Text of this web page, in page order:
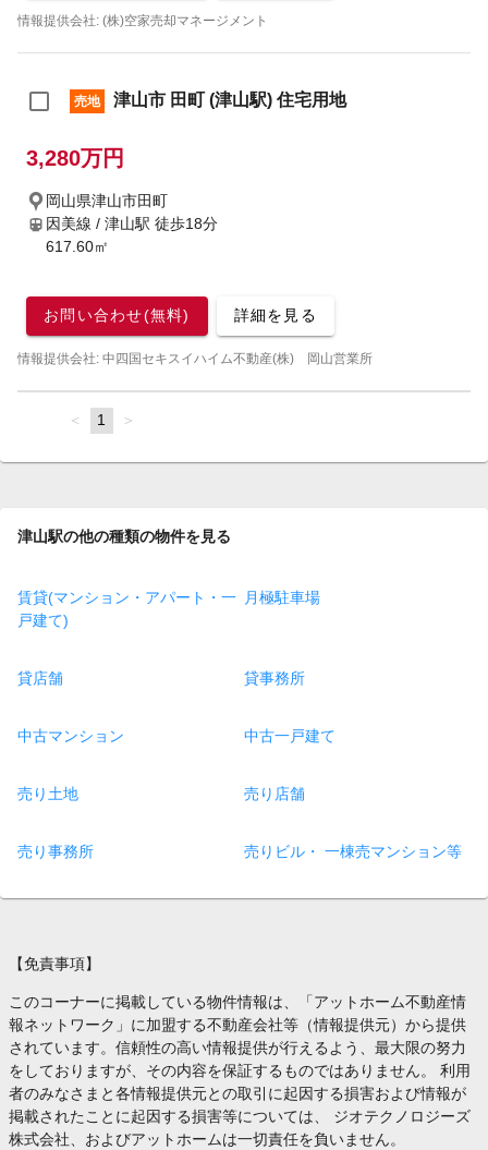
情報提供会社: (株)空家売却マネージメント
売地 津山市 田町 (津山駅) 住宅用地
3,280万円
岡山県津山市田町
因美線 / 津山駅 徒歩18分
617.60㎡
お問い合わせ(無料) 詳細を見る
情報提供会社: 中四国セキスイハイム不動産(株) 岡山営業所
page
You're
page
1 page
津山駅の他の種類の物件を見る
賃貸(マンション・アパート・一
戸建て)
月極駐車場
貸店舗 貸事務所
中古マンション 中古一戸建て
売り土地 売り店舗
売り事務所 売りビル・ 一棟売マンション等
【免責事項】
このコーナーに掲載している物件情報は、「アットホーム不動産情
報ネットワーク」に加盟する不動産会社等（情報提供元）から提供
されています。信頼性の高い情報提供が行えるよう、最大限の努力
をしておりますが、その内容を保証するものではありません。 利用
者のみなさまと各情報提供元との取引に起因する損害および情報が
掲載されたことに起因する損害等については、 ジオテクノロジーズ
株式会社、およびアットホームは一切責任を負いません。